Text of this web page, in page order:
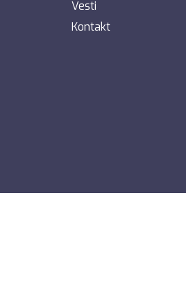
Vesti
Kontakt